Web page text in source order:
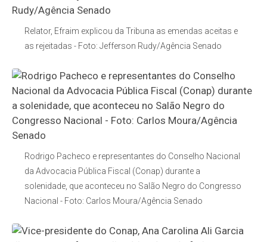
Relator, Efraim explicou da Tribuna as emendas aceitas e
as rejeitadas - Foto: Jefferson Rudy/Agência Senado
Rodrigo Pacheco e representantes do Conselho Nacional
da Advocacia Pública Fiscal (Conap) durante a
solenidade, que aconteceu no Salão Negro do Congresso
Nacional - Foto: Carlos Moura/Agência Senado